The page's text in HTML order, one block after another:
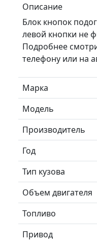
Описание
Блок кнопок
левой кнопки не
Подробнее
телефону или на
Марка
Модель
Производитель
Год
Тип кузова
Объем двигателя
Топливо
Привод